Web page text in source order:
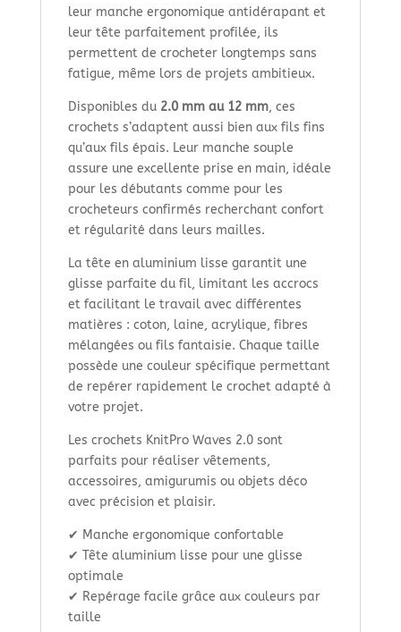
leur manche ergonomique antidérapant et
leur tête parfaitement profilée, ils
permettent de crocheter longtemps sans
fatigue, même lors de projets ambitieux.
Disponibles du 2.0 mm au 12 mm, ces
crochets s’adaptent aussi bien aux fils fins
qu’aux fils épais. Leur manche souple
assure une excellente prise en main, idéale
pour les débutants comme pour les
crocheteurs confirmés recherchant confort
et régularité dans leurs mailles.
La tête en aluminium lisse garantit une
glisse parfaite du fil, limitant les accrocs
et facilitant le travail avec différentes
matières : coton, laine, acrylique, fibres
mélangées ou fils fantaisie. Chaque taille
possède une couleur spécifique permettant
de repérer rapidement le crochet adapté à
votre projet.
Les crochets KnitPro Waves 2.0 sont
parfaits pour réaliser vêtements,
accessoires, amigurumis ou objets déco
avec précision et plaisir.
✔ Manche ergonomique confortable
✔ Tête aluminium lisse pour une glisse
optimale
✔ Repérage facile grâce aux couleurs par
taille